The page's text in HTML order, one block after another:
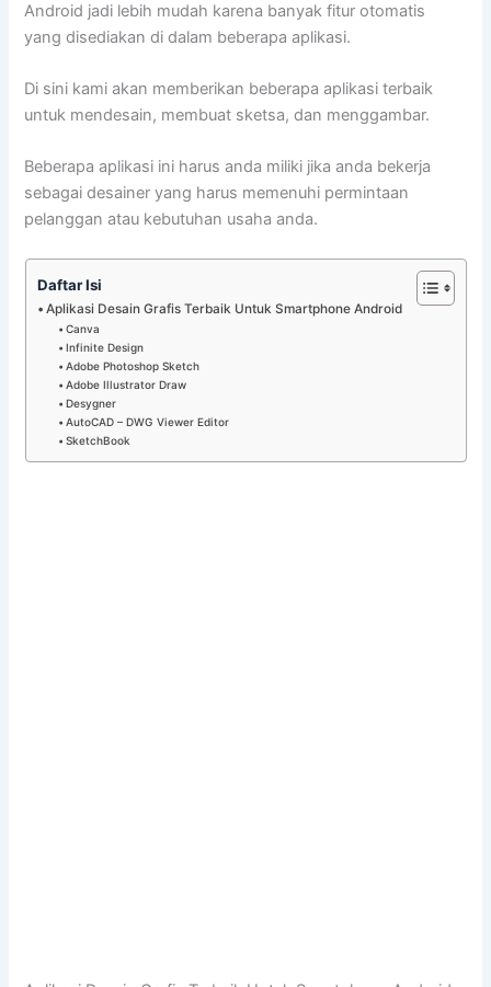
Android jadi lebih mudah karena banyak fitur otomatis
yang disediakan di dalam beberapa aplikasi.
Di sini kami akan memberikan beberapa aplikasi terbaik
untuk mendesain, membuat sketsa, dan menggambar.
Beberapa aplikasi ini harus anda miliki jika anda bekerja
sebagai desainer yang harus memenuhi permintaan
pelanggan atau kebutuhan usaha anda.
Daftar Isi
Aplikasi Desain Grafis Terbaik Untuk Smartphone Android
Canva
Infinite Design
Adobe Photoshop Sketch
Adobe Illustrator Draw
Desygner
AutoCAD – DWG Viewer Editor
SketchBook